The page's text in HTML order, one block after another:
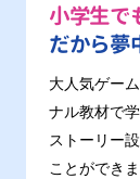
小学生で
だから夢
大人気ゲー
ナル教材で
ストーリー
ことができま